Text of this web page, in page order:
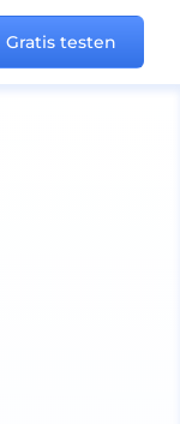
Gratis testen